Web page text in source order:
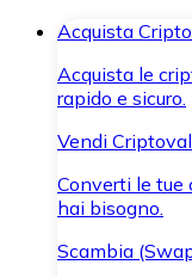
Acquista
Acquista le
rapido e sicuro.
Vendi
Converti le tue
hai bisogno.
Scambia